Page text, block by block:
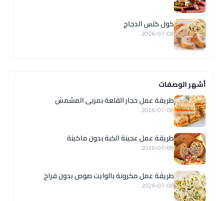
كول كتس الدجاج
2026-07-08
أشهر الوصفات
طريقة عمل حجار القلعة بمربى المشمش
2026-07-08
طريقة عمل عجينة الكبة بدون ماكينة
2026-07-08
طريقة عمل مكرونة بالوايت صوص بدون فراخ
2026-07-08